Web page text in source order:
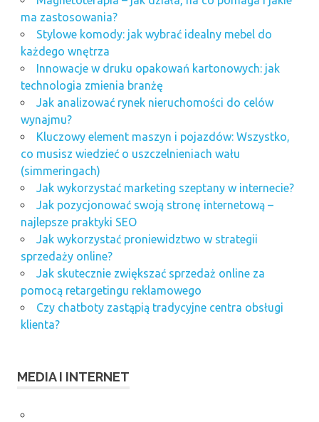
ma zastosowania?
Stylowe komody: jak wybrać idealny mebel do
każdego wnętrza
Innowacje w druku opakowań kartonowych: jak
technologia zmienia branżę
Jak analizować rynek nieruchomości do celów
wynajmu?
Kluczowy element maszyn i pojazdów: Wszystko,
co musisz wiedzieć o uszczelnieniach wału
(simmeringach)
Jak wykorzystać marketing szeptany w internecie?
Jak pozycjonować swoją stronę internetową –
najlepsze praktyki SEO
Jak wykorzystać proniewidztwo w strategii
sprzedaży online?
Jak skutecznie zwiększać sprzedaż online za
pomocą retargetingu reklamowego
Czy chatboty zastąpią tradycyjne centra obsługi
klienta?
MEDIA I INTERNET